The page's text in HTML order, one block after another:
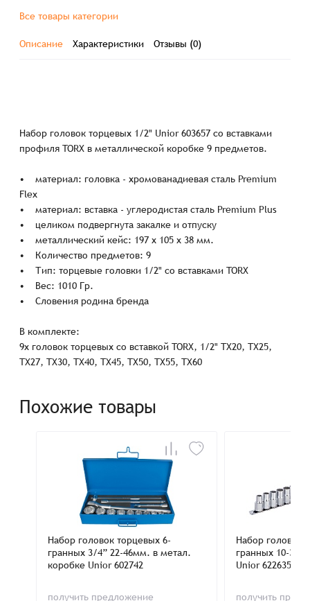
Все товары категории
Описание Характеристики Отзывы (0)
Набор головок торцевых 1/2" Unior 603657 со вставками
профиля TORX в металлической коробке 9 предметов.
• материал: головка - хромованадиевая сталь Premium
Flex
• материал: вставка - углеродистая сталь Premium Plus
• целиком подвергнута закалке и отпуску
• металлический кейс: 197 x 105 x 38 мм.
• Количество предметов: 9
• Тип: торцевые головки 1/2" со вставками TORX
• Вес: 1010 Гр.
• Словения родина бренда
В комплекте:
9x головок торцевых со вставкой TORX, 1/2" TX20, TX25,
TX27, TX30, TX40, TX45, TX50, TX55, TX60
Похожие товары
Набор головок торцевых 6-
гранных 3/4” 22-46мм. в метал.
коробке Unior 602742
получить предложение
Набор головок
гранных 10-
Unior 622635
получить